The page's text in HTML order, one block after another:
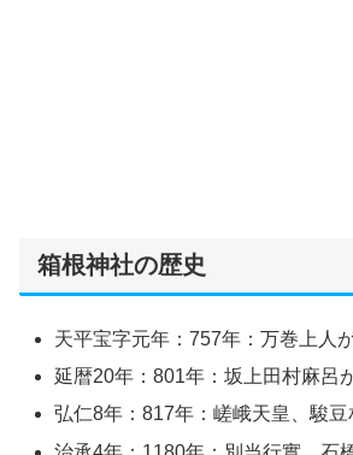
箱根神社の歴史
天平宝字元年：757年：万巻上人
延暦20年：801年：坂上田村麻呂
弘仁8年：817年：嵯峨天皇、駿